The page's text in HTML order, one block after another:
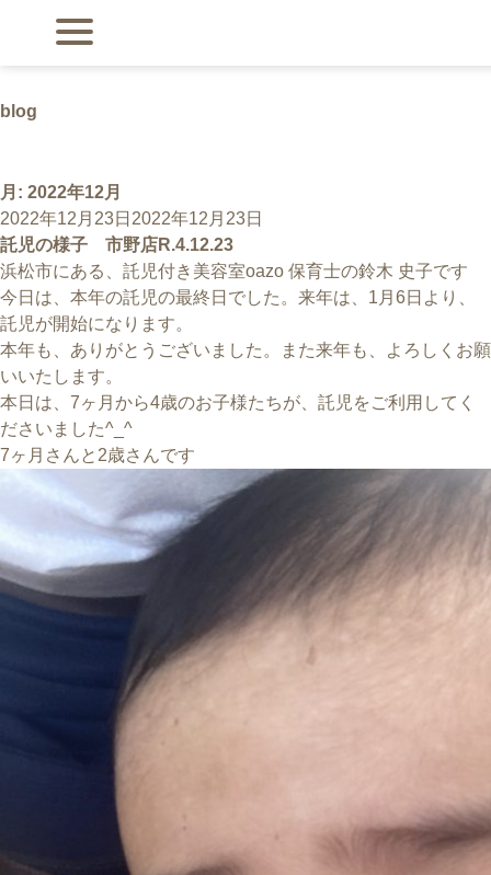
blog
月: 2022年12月
投
稿
日:
2022年12月23日 2022年12月23日
託児の様子 市野店R.4.12.23
浜松市にある、託児付き美容室oazo 保育士の鈴木 史子です
今日は、本年の託児の最終日でした。来年は、1月6日より、
託児が開始になります。
本年も、ありがとうございました。また来年も、よろしくお願
いいたします。
本日は、7ヶ月から4歳のお子様たちが、託児をご利用してく
ださいました^_^
7ヶ月さんと2歳さんです